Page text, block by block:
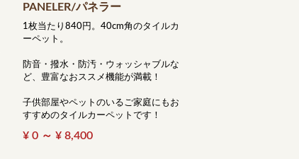
PANELER/パネラー
1枚当たり840円。40cm角のタイルカ
ーペット。
防音・撥水・防汚・ウォッシャブルな
ど、豊富なおススメ機能が満載！
子供部屋やペットのいるご家庭にもお
すすめのタイルカーペットです！
¥ 0 ～ ¥ 8,400